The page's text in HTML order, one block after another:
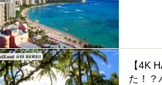
【4K
た！？